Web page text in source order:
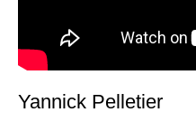
Yannick Pelletier